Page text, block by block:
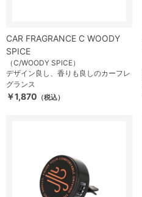
CAR FRAGRANCE C WOODY
SPICE
（C/WOODY SPICE）
デザイン良し、香りも良しのカーフレ
グランス
￥1,870 （税込）